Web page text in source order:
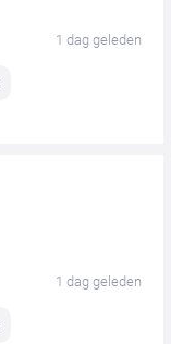
1 dag geleden
1 dag geleden